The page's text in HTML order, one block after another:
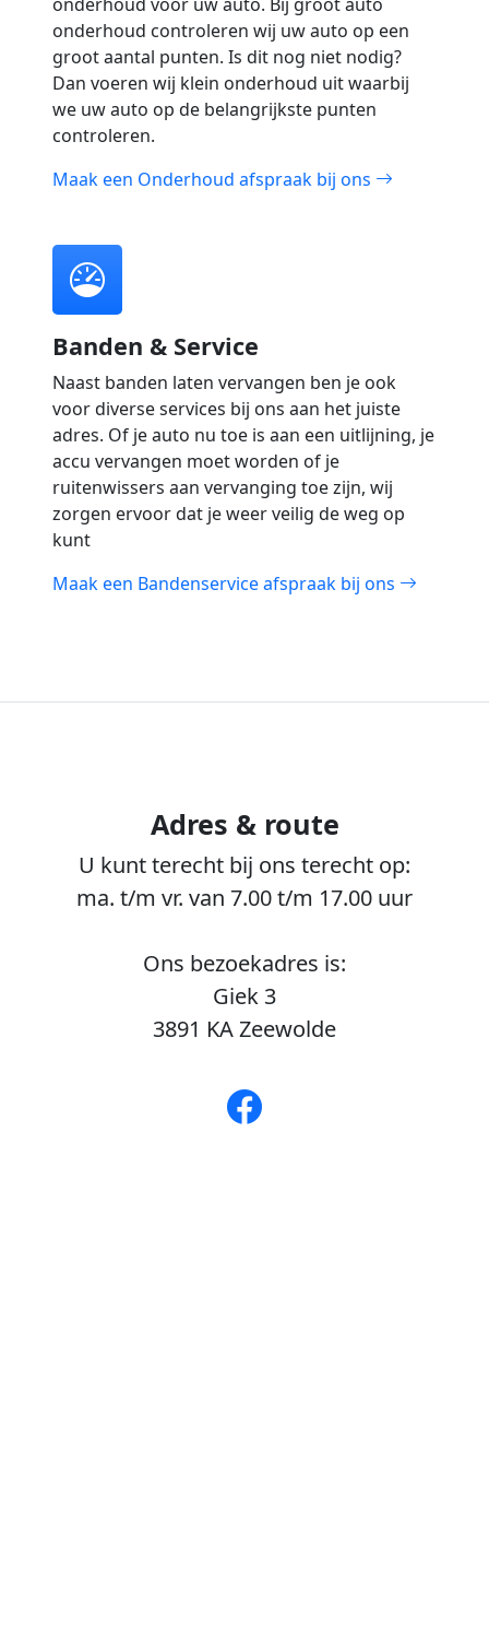
onderhoud controleren wij uw auto op een
groot aantal punten. Is dit nog niet nodig?
Dan voeren wij klein onderhoud uit waarbij
we uw auto op de belangrijkste punten
controleren.
Maak een Onderhoud afspraak bij ons
Banden & Service
Naast banden laten vervangen ben je ook
voor diverse services bij ons aan het juiste
adres. Of je auto nu toe is aan een uitlijning, je
accu vervangen moet worden of je
ruitenwissers aan vervanging toe zijn, wij
zorgen ervoor dat je weer veilig de weg op
kunt
Maak een Bandenservice afspraak bij ons
Adres & route
U kunt terecht bij ons terecht op:
ma. t/m vr. van 7.00 t/m 17.00 uur
Ons bezoekadres is:
Giek 3
3891 KAZeewolde